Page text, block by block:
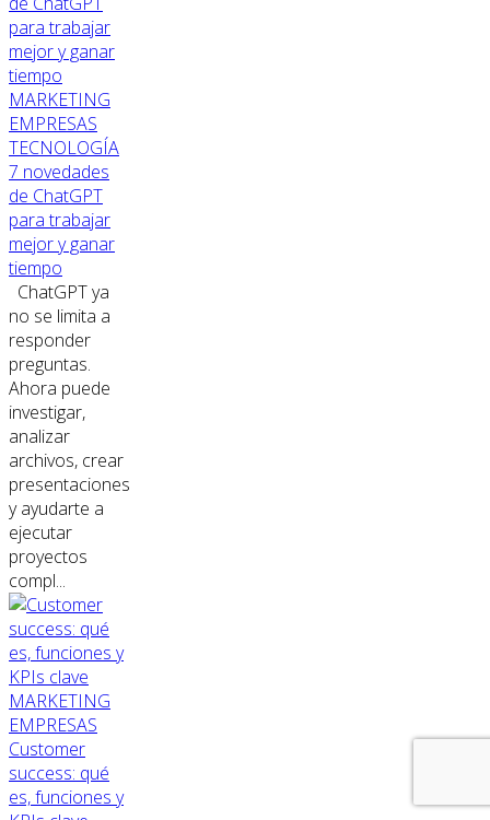
MARKETING
EMPRESAS
TECNOLOGÍA
7 novedades
de ChatGPT
para trabajar
mejor y ganar
tiempo
ChatGPT ya
no se limita a
responder
preguntas.
Ahora puede
investigar,
analizar
archivos, crear
presentaciones
y ayudarte a
ejecutar
proyectos
compl...
MARKETING
EMPRESAS
Customer
success: qué
es, funciones y